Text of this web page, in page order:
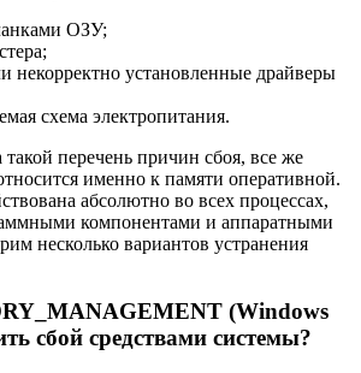
ОЗУ;
некорректно установленные драйверы
схема электропитания.
перечень причин сбоя, все же
именно к памяти оперативной.
абсолютно во всех процессах,
компонентами и аппаратными
несколько вариантов устранения
(Windows
сбой средствами системы?